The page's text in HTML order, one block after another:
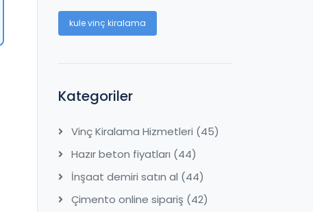
kule vinç kiralama
Kategoriler
Vinç Kiralama Hizmetleri (45)
Hazır beton fiyatları (44)
İnşaat demiri satın al (44)
Çimento online sipariş (42)